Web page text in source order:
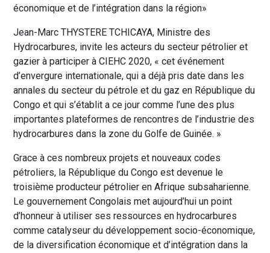
économique et de l’intégration dans la région»
Jean-Marc THYSTERE TCHICAYA, Ministre des
Hydrocarbures, invite les acteurs du secteur pétrolier et
gazier à participer à CIEHC 2020, « cet événement
d’envergure internationale, qui a déjà pris date dans les
annales du secteur du pétrole et du gaz en République du
Congo et qui s’établit a ce jour comme l’une des plus
importantes plateformes de rencontres de l’industrie des
hydrocarbures dans la zone du Golfe de Guinée. »
Grace à ces nombreux projets et nouveaux codes
pétroliers, la République du Congo est devenue le
troisième producteur pétrolier en Afrique subsaharienne.
Le gouvernement Congolais met aujourd’hui un point
d’honneur à utiliser ses ressources en hydrocarbures
comme catalyseur du développement socio-économique,
de la diversification économique et d’intégration dans la